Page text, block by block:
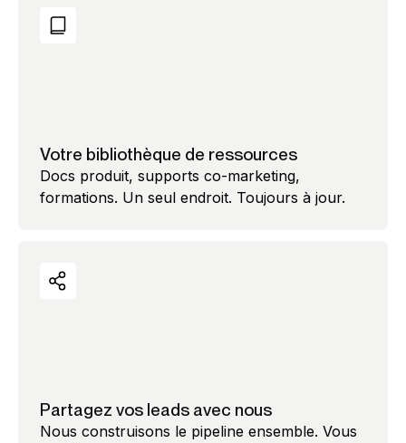
Votre bibliothèque de ressources
Docs produit, supports co-marketing,
formations. Un seul endroit. Toujours à jour.
Partagez vos leads avec nous
Nous construisons le pipeline ensemble. Vous